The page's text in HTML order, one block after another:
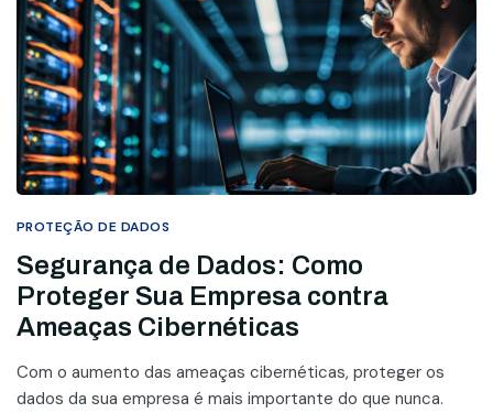
PROTEÇÃO DE DADOS
Segurança de Dados: Como
Proteger Sua Empresa contra
Ameaças Cibernéticas
Com o aumento das ameaças cibernéticas, proteger os
dados da sua empresa é mais importante do que nunca.